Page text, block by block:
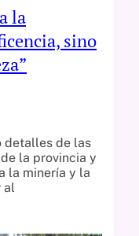
la
sino
detalles de las
la provincia y
la minería y la
al